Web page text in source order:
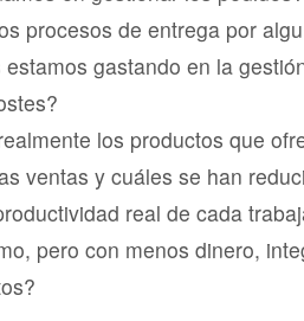
procesos de entrega por
estamos gastando en la
los productos que
ventas y cuáles se han
real de cada
pero con menos dinero,